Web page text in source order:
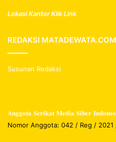
Lokasi Kantor Klik Link
REDAKSI MATADEWATA.COM
Susunan Redaksi
𝐀𝐧𝐠𝐠𝐨𝐭𝐚 𝐒𝐞𝐫𝐢𝐤𝐚𝐭 𝐌𝐞𝐝𝐢𝐚 𝐒𝐢𝐛𝐞𝐫
Nomor Anggota: 042 / Reg / 2021